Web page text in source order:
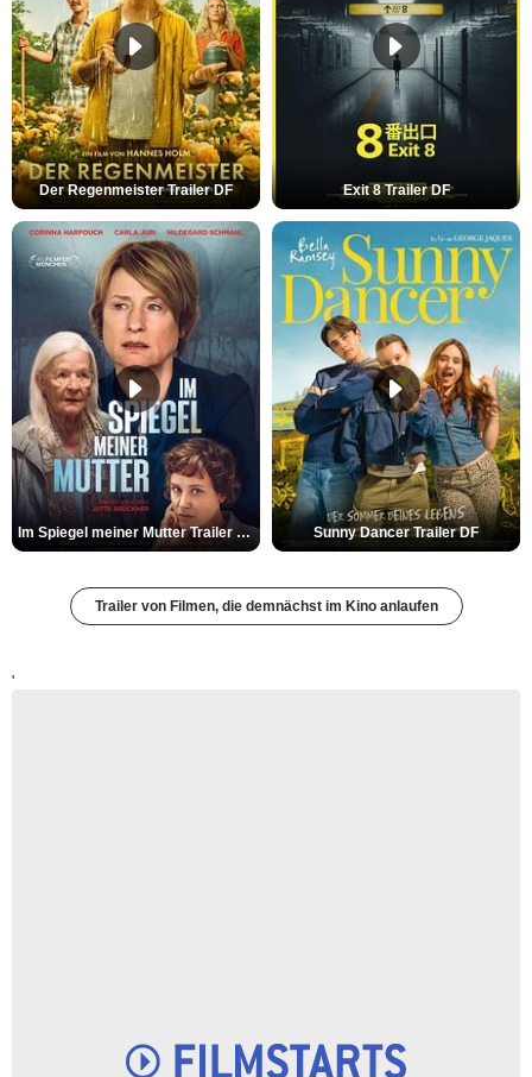
Der Regenmeister Trailer DF Exit 8 Trailer DF
Im Spiegel meiner Mutter Trailer DF Sunny Dancer Trailer DF
Trailer von Filmen, die demnächst im Kino anlaufen
'